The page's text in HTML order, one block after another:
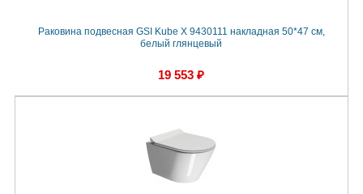
Раковина подвесная GSI Kube X 9430111 накладная 50*47 см,
белый глянцевый
19 553 ₽